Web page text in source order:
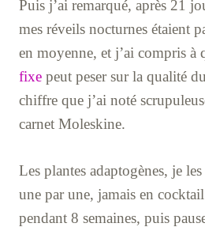
Puis j’ai remarqué, après 21
mes réveils nocturnes étaient
en moyenne, et j’ai compris à
fixe peut peser sur la qualité
chiffre que j’ai noté
carnet Moleskine.
Les plantes adaptogènes, je
une par une, jamais en
pendant 8 semaines, puis